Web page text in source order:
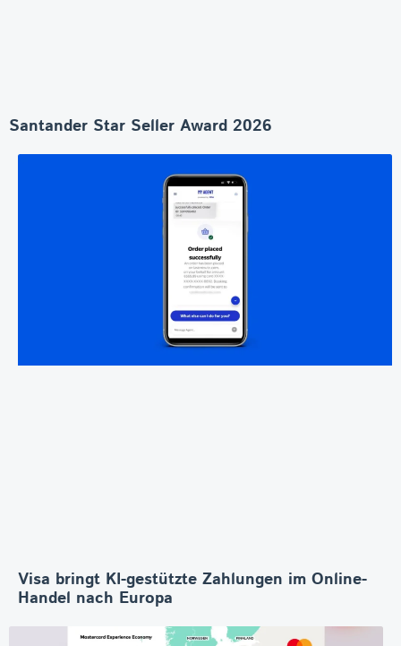
Santander Star Seller Award 2026
Visa bringt KI-gestützte Zahlungen im Online-
Handel nach Europa